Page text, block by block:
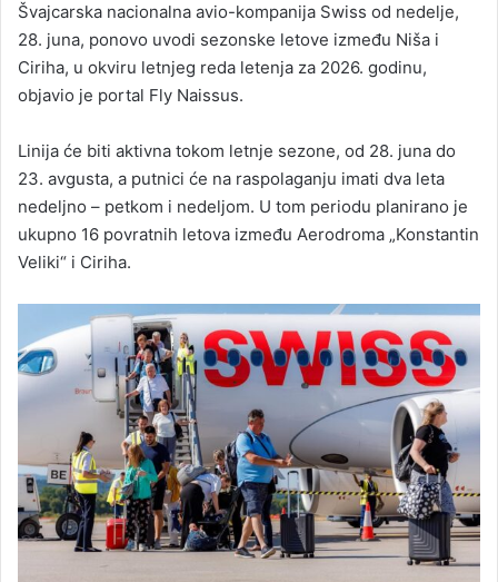
Švajcarska nacionalna avio-kompanija Swiss od nedelje,
28. juna, ponovo uvodi sezonske letove između Niša i
Ciriha, u okviru letnjeg reda letenja za 2026. godinu,
objavio je portal Fly Naissus.
Linija će biti aktivna tokom letnje sezone, od 28. juna do
23. avgusta, a putnici će na raspolaganju imati dva leta
nedeljno – petkom i nedeljom. U tom periodu planirano je
ukupno 16 povratnih letova između Aerodroma „Konstantin
Veliki“ i Ciriha.